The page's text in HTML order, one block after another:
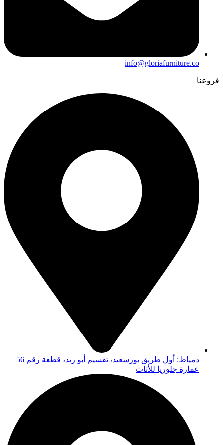
info@gloriafurniture.co
فروعنا
دمياط: أول طريق بورسعيد، تقسيم أبو زيد، قطعة رقم 56
عمارة جلوريا للأثاث